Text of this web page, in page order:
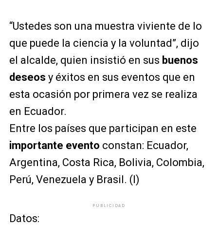
“Ustedes son una muestra viviente de lo
que puede la ciencia y la voluntad”, dijo
el alcalde, quien insistió en sus buenos
deseos y éxitos en sus eventos que en
esta ocasión por primera vez se realiza
en Ecuador.
Entre los países que participan en este
importante evento constan: Ecuador,
Argentina, Costa Rica, Bolivia, Colombia,
Perú, Venezuela y Brasil. (I)
PUBLICIDAD
Datos: